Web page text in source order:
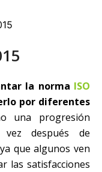
la norma ISO
por diferentes
una progresión
después de
que algunos ven
las satisfacciones